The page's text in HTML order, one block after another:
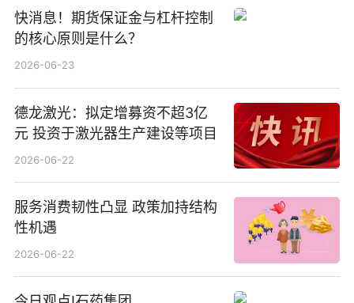
快消息！期货保证金与杠杆控制
的核心原则是什么？
2026-06-23
德龙激光：拟定增募资不超3亿
元 投资于激光器生产建设等项目
2026-06-22
服务消费韧性凸显 政策加持结构
性机遇
2026-06-22